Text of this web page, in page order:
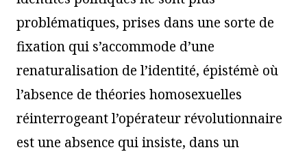
problématiques, prises dans une sorte de
fixation qui s’accommode d’une
renaturalisation de l’identité, épistémè où
l’absence de théories homosexuelles
réinterrogeant l’opérateur révolutionnaire
est une absence qui insiste, dans un